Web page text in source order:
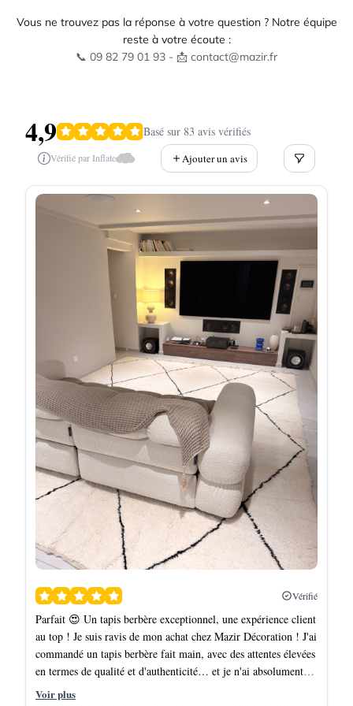
Vous ne trouvez pas la réponse à votre question ? Notre équipe
reste à votre écoute :
📞 09 82 79 01 93 - 📩 contact@mazir.fr
4,9 Basé sur 83 avis vérifiés
Vérifié par Inflate Ajouter un avis
Vérifié
Parfait 😍 Un tapis berbère exceptionnel, une expérience client
au top ! Je suis ravis de mon achat chez Mazir Décoration ! J'ai
commandé un tapis berbère fait main, avec des attentes élevées
en termes de qualité et d'authenticité… et je n'ai absolument
pas été déçu. - Qualité irréprochable : Le tapis est magnifique,
Voir plus